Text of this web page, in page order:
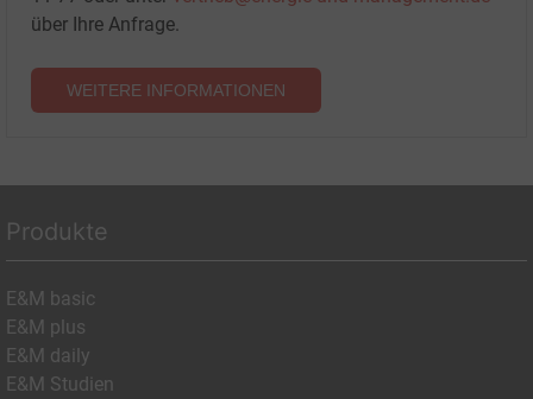
über Ihre Anfrage.
WEITERE INFORMATIONEN
Produkte
E&M basic
E&M plus
E&M daily
E&M Studien